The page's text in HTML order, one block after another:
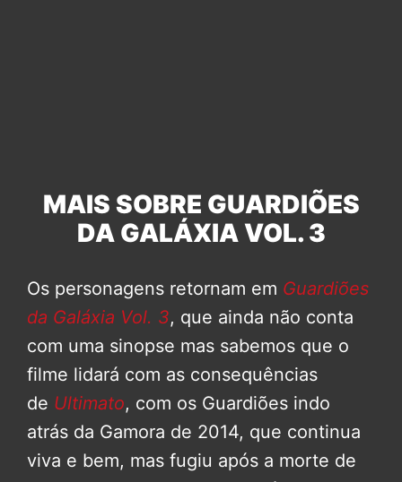
MAIS SOBRE GUARDIÕES
DA GALÁXIA VOL. 3
Os personagens retornam em Guardiões
da Galáxia Vol. 3, que ainda não conta
com uma sinopse mas sabemos que o
filme lidará com as consequências
de Ultimato, com os Guardiões indo
atrás da Gamora de 2014, que continua
viva e bem, mas fugiu após a morte de